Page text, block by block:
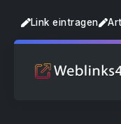
Link eintragen